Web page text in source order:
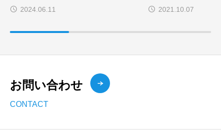
2024.06.11 2021.10.07
お問い合わせ
CONTACT